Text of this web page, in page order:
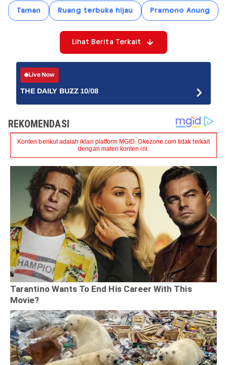
Taman Ruang terbuka hijau Pramono Anung
Lihat Berita Terkait
Live Now
THE DAILY BUZZ 10/08